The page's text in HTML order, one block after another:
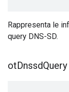
Rappresenta le
query DNS-SD.
otDnssdQuery